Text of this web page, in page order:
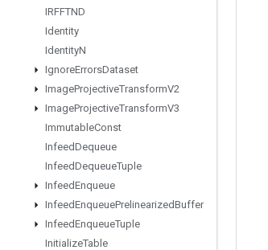
IRFFTND
Identity
IdentityN
IgnoreErrorsDataset
ImageProjectiveTransformV2
ImageProjectiveTransformV3
ImmutableConst
InfeedDequeue
InfeedDequeueTuple
InfeedEnqueue
InfeedEnqueuePrelinearizedBuffer
InfeedEnqueueTuple
InitializeTable